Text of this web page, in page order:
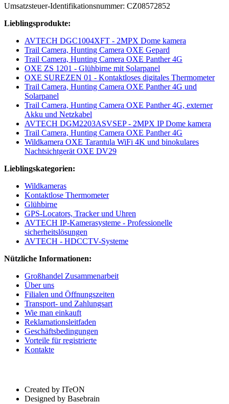
Umsatzsteuer-Identifikationsnummer: CZ08572852
Lieblingsprodukte:
AVTECH DGC1004XFT - 2MPX Dome kamera
Trail Camera, Hunting Camera OXE Gepard
Trail Camera, Hunting Camera OXE Panther 4G
OXE ZS 1201 - Glühbirne mit Solarpanel
OXE SUREZEN 01 - Kontaktloses digitales Thermometer
Trail Camera, Hunting Camera OXE Panther 4G und
Solarpanel
Trail Camera, Hunting Camera OXE Panther 4G, externer
Akku und Netzkabel
AVTECH DGM2203ASVSEP - 2MPX IP Dome kamera
Trail Camera, Hunting Camera OXE Panther 4G
Wildkamera OXE Tarantula WiFi 4K und binokulares
Nachtsichtgerät OXE DV29
Lieblingskategorien:
Wildkameras
Kontaktlose Thermometer
Glühbirne
GPS-Locators, Tracker und Uhren
AVTECH IP-Kamerasysteme - Professionelle
sicherheitslösungen
AVTECH - HDCCTV-Systeme
Nützliche Informationen:
Großhandel Zusammenarbeit
Über uns
Filialen und Öffnungszeiten
Transport- und Zahlungsart
Wie man einkauft
Reklamationsleitfaden
Geschäftsbedingungen
Vorteile für registrierte
Kontakte
Created by ITeON
Designed by Basebrain